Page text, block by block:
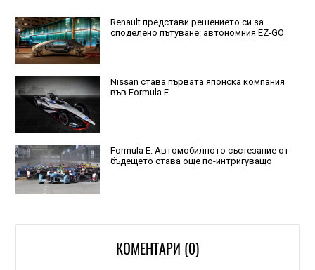
Renault представи решението си за
споделено пътуване: автономния EZ-GO
Nissan става първата японска компания
във Formula E
Formula E: Автомобилното състезание от
бъдещето става още по-интригуващо
КОМЕНТАРИ (0)